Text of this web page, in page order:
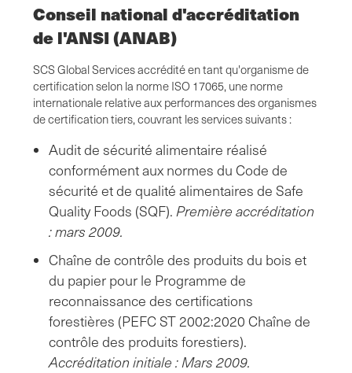
Conseil national d'accréditation
de l'ANSI (ANAB)
SCS Global Services accrédité en tant qu'organisme de
certification selon la norme ISO 17065, une norme
internationale relative aux performances des organismes
de certification tiers, couvrant les services suivants :
Audit de sécurité alimentaire réalisé
conformément aux normes du Code de
sécurité et de qualité alimentaires de Safe
Quality Foods (SQF). Première accréditation
: mars 2009.
Chaîne de contrôle des produits du bois et
du papier pour le Programme de
reconnaissance des certifications
forestières (PEFC ST 2002:2020 Chaîne de
contrôle des produits forestiers).
Accréditation initiale : Mars 2009.